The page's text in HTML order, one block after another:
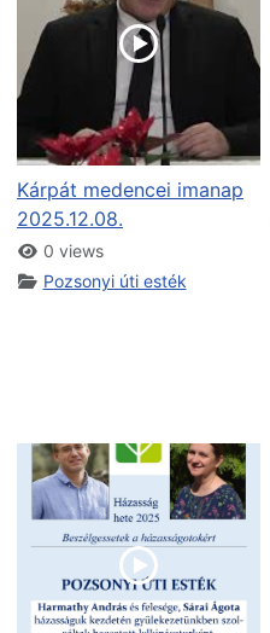
Kárpát medencei imanap
2025.12.08.
0 views
Pozsonyi úti esték